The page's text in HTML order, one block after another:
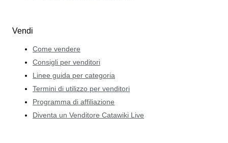
Vendi
Come vendere
Consigli per venditori
Linee guida per categoria
Termini di utilizzo per venditori
Programma di affiliazione
Diventa un Venditore Catawiki Live